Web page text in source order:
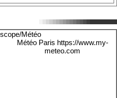
Météo Paris https://www.my-
meteo.com